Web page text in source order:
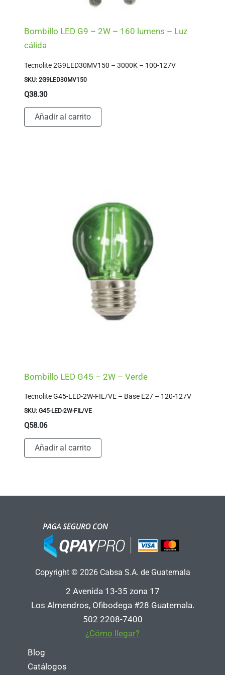
Bombillo LED G9 – 2W – 160 lumens – Luz
cálida
Tecnolite 2G9LED30MV150 – 3000K – 100-127V
SKU: 2G9LED30MV150
Q38.30
Añadir al carrito
Bombillo LED G45 – 2W – Verde
Tecnolite G45-LED-2W-FIL/VE – Base E27 – 120-127V
SKU: G45-LED-2W-FIL/VE
Q58.06
Añadir al carrito
Copyright © 2026 Cabsa S.A. de Guatemala
2 Avenida 13-35 zona 17
Los Almendros, Ofibodega #28 Guatemala.
502 2208-7400
¿Cómo llegar?
Blog
Catálogos